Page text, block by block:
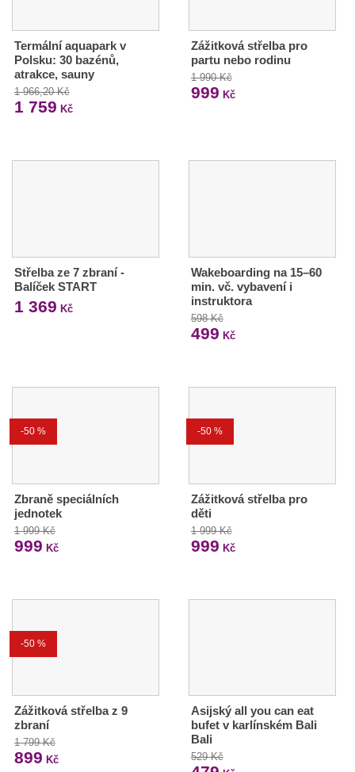
Termální aquapark v
Polsku: 30 bazénů,
atrakce, sauny
1 966,20 Kč
1 759 Kč
Zážitková střelba pro
partu nebo rodinu
1 990 Kč
999 Kč
Střelba ze 7 zbraní -
Balíček START
1 369 Kč
Wakeboarding na 15–60
min. vč. vybavení i
instruktora
598 Kč
499 Kč
-50 %
Zbraně speciálních
jednotek
1 999 Kč
999 Kč
-50 %
Zážitková střelba pro
děti
1 999 Kč
999 Kč
-50 %
Zážitková střelba z 9
zbraní
1 799 Kč
899 Kč
Asijský all you can eat
bufet v karlínském Bali
Bali
529 Kč